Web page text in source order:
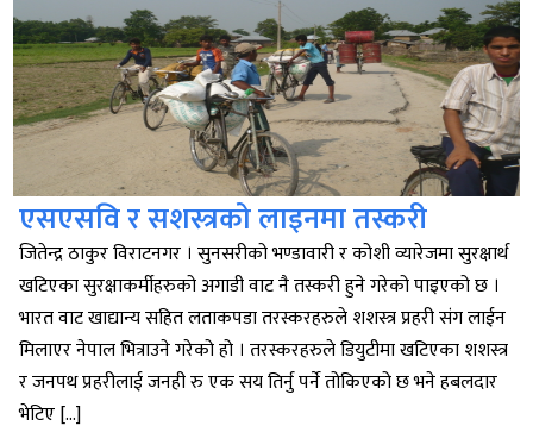
एसएसवि र सशस्त्रको लाइनमा तस्करी
जितेन्द्र ठाकुर विराटनगर । सुनसरीको भण्डावारी र कोशी व्यारेजमा सुरक्षार्थ
खटिएका सुरक्षाकर्मीहरुको अगाडी वाट नै तस्करी हुने गरेको पाइएको छ ।
भारत वाट खाद्यान्य सहित लताकपडा तरस्करहरुले शशस्त्र प्रहरी संग लाईन
मिलाएर नेपाल भित्राउने गरेको हो । तरस्करहरुले डियुटीमा खटिएका शशस्त्र
र जनपथ प्रहरीलाई जनही रु एक सय तिर्नु पर्ने तोकिएको छ भने हबलदार
भेटिए […]